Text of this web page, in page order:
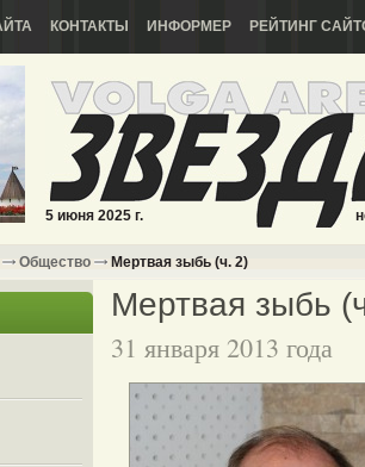
КОНТАКТЫ ИНФОРМЕР РЕЙТИНГ
5 июня 2025 г.
Общество Мертвая зыбь (ч. 2)
Мертвая зыбь
31 января 2013 года